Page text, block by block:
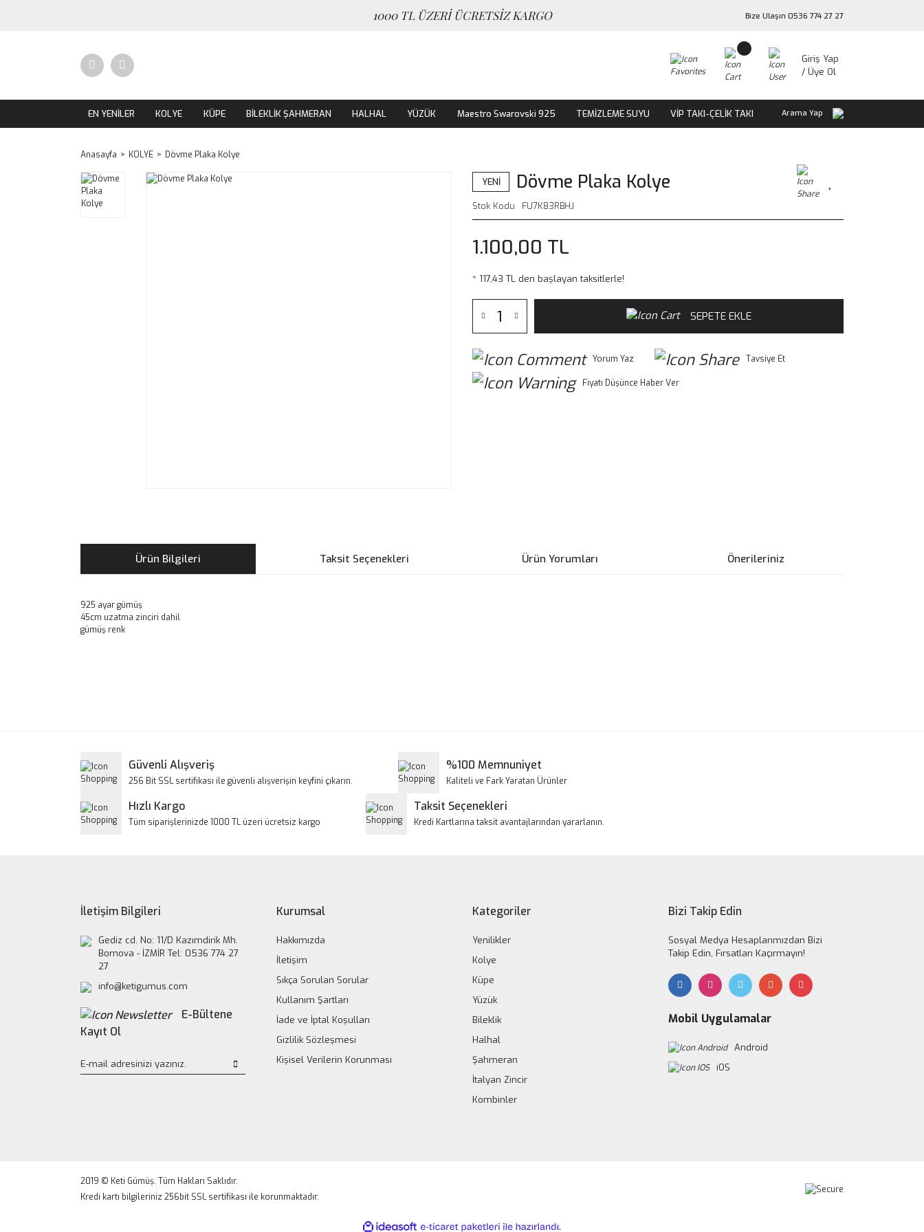
1000 TL ÜZERİ ÜCRETSİZ KARGO Bize Ulaşın 0536 774 27 27
Giriş Yap
/ Üye Ol
EN YENİLER KOLYE KÜPE BİLEKLİK ŞAHMERAN HALHAL YÜZÜK Maestro Swarovski 925 TEMİZLEME SUYU VİP TAKI-ÇELİK TAKI Arama Yap
Anasayfa KOLYE Dövme Plaka Kolye
YENİ Dövme Plaka Kolye
Stok Kodu FU7K83RBHJ
1.100,00 TL
* 117,43 TL den başlayan taksitlerle!
SEPETE EKLE
Yorum Yaz Tavsiye Et
Fiyatı Düşünce Haber Ver
Ürün Bilgileri Taksit Seçenekleri Ürün Yorumları Önerileriniz
925 ayar gümüş
45cm uzatma zinciri dahil
gümüş renk
Ürün fiyatı diğer sitelerden daha pahalı.
Güvenli Alışveriş
256 Bit SSL sertifikası ile güvenli alışverişin keyfini çıkarın.
%100 Memnuniyet
Kaliteli ve Fark Yaratan Ürünler
Hızlı Kargo
Tüm siparişlerinizde 1000 TL üzeri ücretsiz kargo
Taksit Seçenekleri
Kredi Kartlarına taksit avantajlarından yararlanın.
İletişim Bilgileri
Gediz cd. No: 11/D Kazımdirik Mh.
Bornova - İZMİR Tel: 0536 774 27
27
info@ketigumus.com
E-Bültene
Kayıt Ol
Kurumsal
Hakkımızda
İletişim
Sıkça Sorulan Sorular
Kullanım Şartları
İade ve İptal Koşulları
Gizlilik Sözleşmesi
Kişisel Verilerin Korunması
Kategoriler
Yenilikler
Kolye
Küpe
Yüzük
Bileklik
Halhal
Şahmeran
İtalyan Zincir
Kombinler
Bizi Takip Edin
Sosyal Medya Hesaplarımızdan Bizi
Takip Edin, Fırsatları Kaçırmayın!
Mobil Uygulamalar
Android
iOS
2019 © Keti Gümüş. Tüm Hakları Saklıdır.
Kredi kartı bilgileriniz 256bit SSL sertifikası ile korunmaktadır.
ideasoft e-